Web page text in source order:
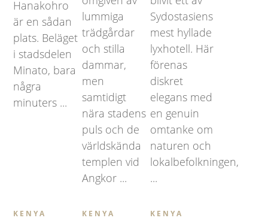
Hanakohro
är en sådan
plats. Beläget
i stadsdelen
Minato, bara
några
minuters ...
lummiga
trädgårdar
och stilla
dammar,
men
samtidigt
nära stadens
puls och de
världskända
templen vid
Angkor ...
Sydostasiens
mest hyllade
lyxhotell. Här
förenas
diskret
elegans med
en genuin
omtanke om
naturen och
lokalbefolkningen,
...
KENYA KENYA KENYA